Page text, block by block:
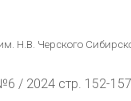
Н.В. Черского
/ 2024 стр. 152-157